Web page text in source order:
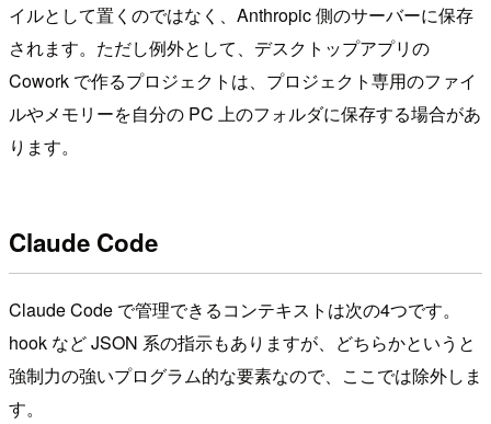
イルとして置くのではなく、Anthropic 側のサーバーに保存
されます。ただし例外として、デスクトップアプリの
Cowork で作るプロジェクトは、プロジェクト専用のファイ
ルやメモリーを自分の PC 上のフォルダに保存する場合があ
ります。
Claude Code
Claude Code で管理できるコンテキストは次の4つです。
hook など JSON 系の指示もありますが、どちらかというと
強制力の強いプログラム的な要素なので、ここでは除外しま
す。